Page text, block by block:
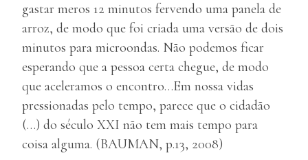
gastar meros 12 minutos fervendo uma panela de
arroz, de modo que foi criada uma versão de dois
minutos para microondas. Não podemos ficar
esperando que a pessoa certa chegue, de modo
que aceleramos o encontro…Em nossa vidas
pressionadas pelo tempo, parece que o cidadão
(…) do século XXI não tem mais tempo para
coisa alguma. (BAUMAN, p.13, 2008)